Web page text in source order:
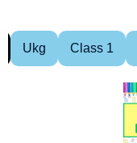
Ukg Class 1